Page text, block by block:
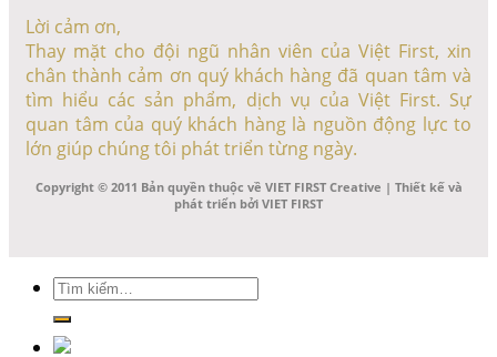
Lời cảm ơn,
Thay mặt cho đội ngũ nhân viên của Việt First, xin
chân thành cảm ơn quý khách hàng đã quan tâm và
tìm hiểu các sản phẩm, dịch vụ của Việt First. Sự
quan tâm của quý khách hàng là nguồn động lực to
lớn giúp chúng tôi phát triển từng ngày.
Copyright © 2011 Bản quyền thuộc về VIET FIRST Creative | Thiết kế và
phát triển bởi VIET FIRST
Tìm
kiếm: